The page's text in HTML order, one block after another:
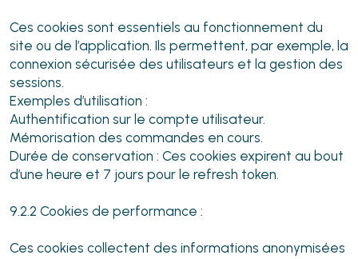
Ces cookies sont essentiels au fonctionnement du
site ou de l’application. Ils permettent, par exemple, la
connexion sécurisée des utilisateurs et la gestion des
sessions.
Exemples d’utilisation :
Authentification sur le compte utilisateur.
Mémorisation des commandes en cours.
Durée de conservation : Ces cookies expirent au bout
d’une heure et 7 jours pour le refresh token.
9.2.2 Cookies de performance :
Ces cookies collectent des informations anonymisées